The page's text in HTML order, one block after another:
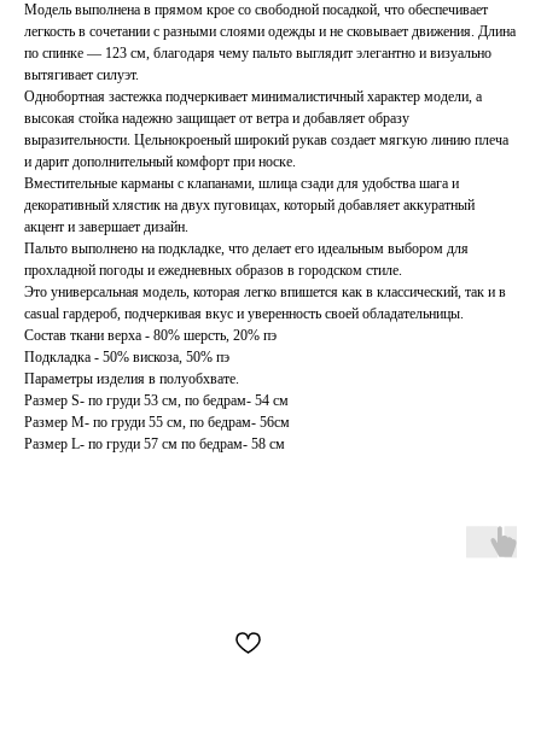
Модель выполнена в прямом крое со свободной посадкой, что обеспечивает
легкость в сочетании с разными слоями одежды и не сковывает движения. Длина
по спинке — 123 см, благодаря чему пальто выглядит элегантно и визуально
вытягивает силуэт.
Однобортная застежка подчеркивает минималистичный характер модели, а
высокая стойка надежно защищает от ветра и добавляет образу
выразительности. Цельнокроеный широкий рукав создает мягкую линию плеча
и дарит дополнительный комфорт при носке.
Вместительные карманы с клапанами, шлица сзади для удобства шага и
декоративный хлястик на двух пуговицах, который добавляет аккуратный
акцент и завершает дизайн.
Пальто выполнено на подкладке, что делает его идеальным выбором для
прохладной погоды и ежедневных образов в городском стиле.
Это универсальная модель, которая легко впишется как в классический, так и в
casual гардероб, подчеркивая вкус и уверенность своей обладательницы.
Состав ткани верха - 80% шерсть, 20% пэ
Подкладка - 50% вискоза, 50% пэ
Параметры изделия в полуобхвате.
Размер S- по груди 53 см, по бедрам- 54 см
Размер М- по груди 55 см, по бедрам- 56см
Размер L- по груди 57 см по бедрам- 58 см